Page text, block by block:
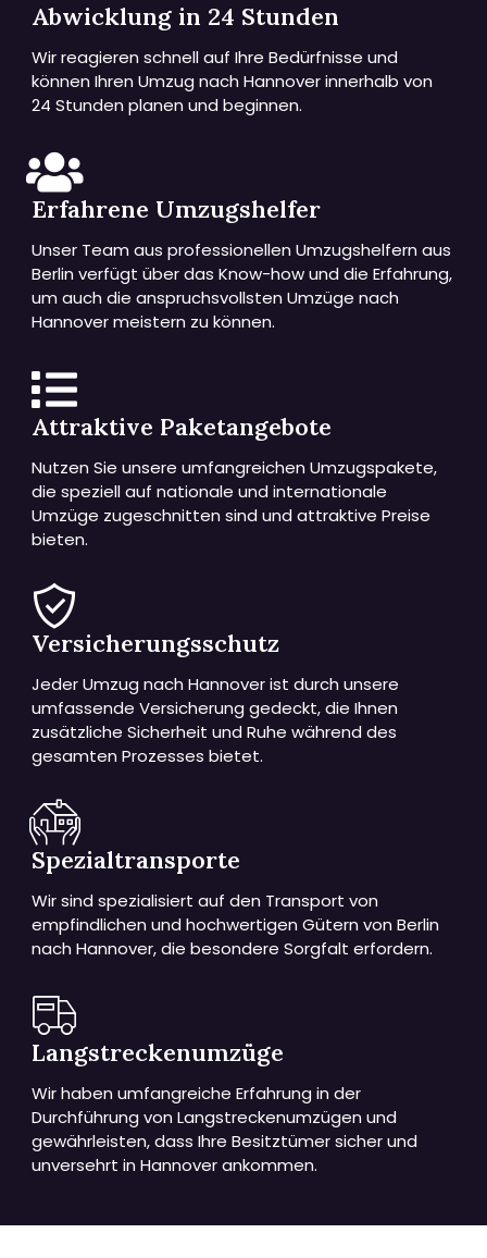
Abwicklung in 24 Stunden
Wir reagieren schnell auf Ihre Bedürfnisse und
können Ihren Umzug nach Hannover innerhalb von
24 Stunden planen und beginnen.
Erfahrene Umzugshelfer
Unser Team aus professionellen Umzugshelfern aus
Berlin verfügt über das Know-how und die Erfahrung,
um auch die anspruchsvollsten Umzüge nach
Hannover meistern zu können.
Attraktive Paketangebote
Nutzen Sie unsere umfangreichen Umzugspakete,
die speziell auf nationale und internationale
Umzüge zugeschnitten sind und attraktive Preise
bieten.
Versicherungsschutz
Jeder Umzug nach Hannover ist durch unsere
umfassende Versicherung gedeckt, die Ihnen
zusätzliche Sicherheit und Ruhe während des
gesamten Prozesses bietet.
Spezialtransporte
Wir sind spezialisiert auf den Transport von
empfindlichen und hochwertigen Gütern von Berlin
nach Hannover, die besondere Sorgfalt erfordern.
Langstreckenumzüge
Wir haben umfangreiche Erfahrung in der
Durchführung von Langstreckenumzügen und
gewährleisten, dass Ihre Besitztümer sicher und
unversehrt in Hannover ankommen.